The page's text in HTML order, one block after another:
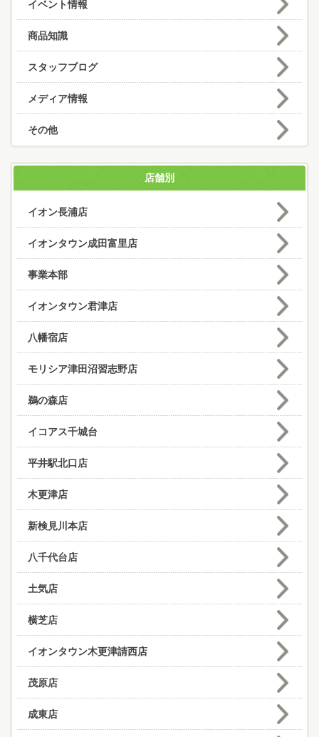
イベント情報
商品知識
スタッフブログ
メディア情報
その他
店舗別
イオン長浦店
イオンタウン成田富里店
事業本部
イオンタウン君津店
八幡宿店
モリシア津田沼習志野店
鵜の森店
イコアス千城台
平井駅北口店
木更津店
新検見川本店
八千代台店
土気店
横芝店
イオンタウン木更津請西店
茂原店
成東店